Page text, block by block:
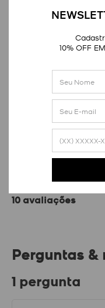
10% OFF
Nota média
10
100% dos
10 avaliações
Perguntas &
1 pergunta